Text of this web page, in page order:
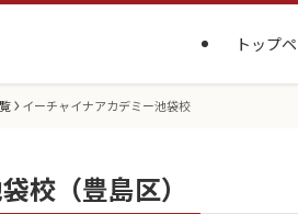
トップ
イーチャイナアカデミー池袋校
校（豊島区）